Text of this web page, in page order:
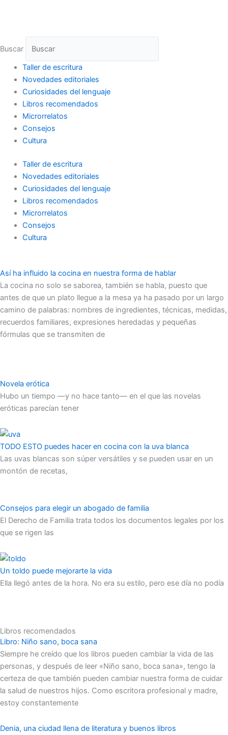
Buscar
Taller de escritura
Novedades editoriales
Curiosidades del lenguaje
Libros recomendados
Microrrelatos
Consejos
Cultura
Taller de escritura
Novedades editoriales
Curiosidades del lenguaje
Libros recomendados
Microrrelatos
Consejos
Cultura
Así ha influido la cocina en nuestra forma de hablar
La cocina no solo se saborea, también se habla, puesto que
antes de que un plato llegue a la mesa ya ha pasado por un largo
camino de palabras: nombres de ingredientes, técnicas, medidas,
recuerdos familiares, expresiones heredadas y pequeñas
fórmulas que se transmiten de
Novela erótica
Hubo un tiempo —y no hace tanto— en el que las novelas
eróticas parecían tener
TODO ESTO puedes hacer en cocina con la uva blanca
Las uvas blancas son súper versátiles y se pueden usar en un
montón de recetas,
Consejos para elegir un abogado de familia
El Derecho de Familia trata todos los documentos legales por los
que se rigen las
Un toldo puede mejorarte la vida
Ella llegó antes de la hora. No era su estilo, pero ese día no podía
Libros recomendados
Libro: Niño sano, boca sana
Siempre he creído que los libros pueden cambiar la vida de las
personas, y después de leer «Niño sano, boca sana», tengo la
certeza de que también pueden cambiar nuestra forma de cuidar
la salud de nuestros hijos. Como escritora profesional y madre,
estoy constantemente
Denia, una ciudad llena de literatura y buenos libros